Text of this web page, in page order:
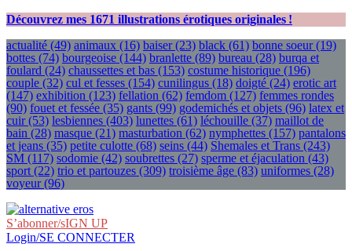
Découvrez mes 1671 illustrations érotiques originales !
actualité (49) animaux (16) baiser(23) black (61) bonne soeur(19)
bottes (74) bourgeoise (144) branlette (89) bureau (28) burqa et
foulard (24) chaussettes et bas (153) costume historique (196)
couple (32) cul et fesses (154) cunilingus (18) doigté (24) erotic art
(147) exhibition (123) fellation (62) femdom (127) femmes rondes
(90) fouet et fessée (35) gants (99) godemichés et objets (96) latex et
cuir(53) lesbiennes (403) lunettes (61) léchouille (37) maillot de
bain (28) masque (21) masturbation (62) nymphettes (157) pantalons
et jeans (35) petite culotte (68) seins (44) Shemales et Trans (243)
SM (117) sodomie (42) soubrettes (27) sperme et éjaculation (43)
sport (22) trio et partouzes (309) troisième âge (83) uniformes (28)
voyeur(96)
S’abonner/sIGN UP
Login/SE CONNECTER